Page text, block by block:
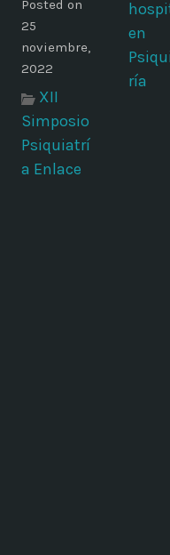
Posted on
25
noviembre,
2022
XII
Simposio
Psiquiatrí
a Enlace